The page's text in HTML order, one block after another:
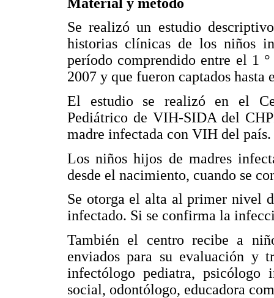
Se realizó un estudio
historias clínicas de los niños
período comprendido entre el 1
2007 y que fueron captados hasta
El estudio se realizó en el
Pediátrico de VIH-SIDA del
madre infectada con VIH del país.
Los niños hijos de madres
desde el nacimiento, cuando se
Se otorga el alta al primer nivel
infectado. Si se confirma la
También el centro recibe a
enviados para su evaluación y
infectólogo pediatra, psicólogo
social, odontólogo, educadora